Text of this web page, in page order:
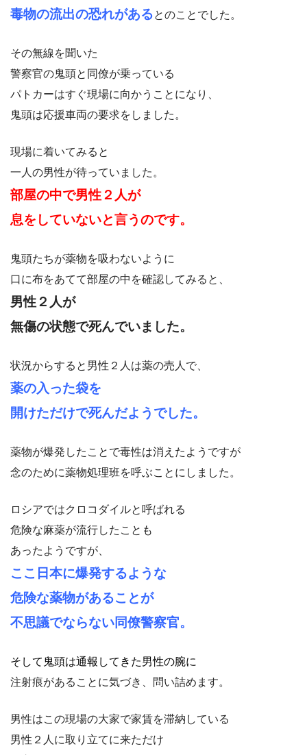
毒物の流出の恐れがあるとのことでした。
その無線を聞いた
警察官の鬼頭と同僚が乗っている
パトカーはすぐ現場に向かうことになり、
鬼頭は応援車両の要求をしました。
現場に着いてみると
一人の男性が待っていました。
部屋の中で男性２人が
息をしていないと言うのです。
鬼頭たちが薬物を吸わないように
口に布をあてて部屋の中を確認してみると、
男性２人が
無傷の状態で死んでいました。
状況からすると男性２人は薬の売人で、
薬の入った袋を
開けただけで死んだようでした。
薬物が爆発したことで毒性は消えたようですが
念のために薬物処理班を呼ぶことにしました。
ロシアではクロコダイルと呼ばれる
危険な麻薬が流行したことも
あったようですが、
ここ日本に爆発するような
危険な薬物があることが
不思議でならない同僚警察官。
そして鬼頭は通報してきた男性の腕に
注射痕があることに気づき、問い詰めます。
男性はこの現場の大家で家賃を滞納している
男性２人に取り立てに来ただけ